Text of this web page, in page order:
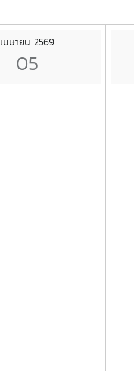
เมษายน 2569
05